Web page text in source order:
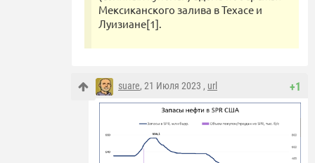
Мексиканского залива в Техасе и
Луизиане[1].
+1
suare, 21 Июля 2023 , url